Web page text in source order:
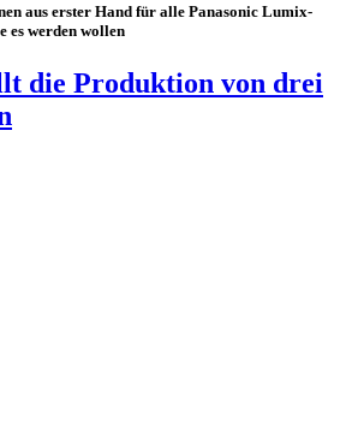
aus erster Hand für alle Panasonic Lumix-
es werden wollen
die Produktion von drei